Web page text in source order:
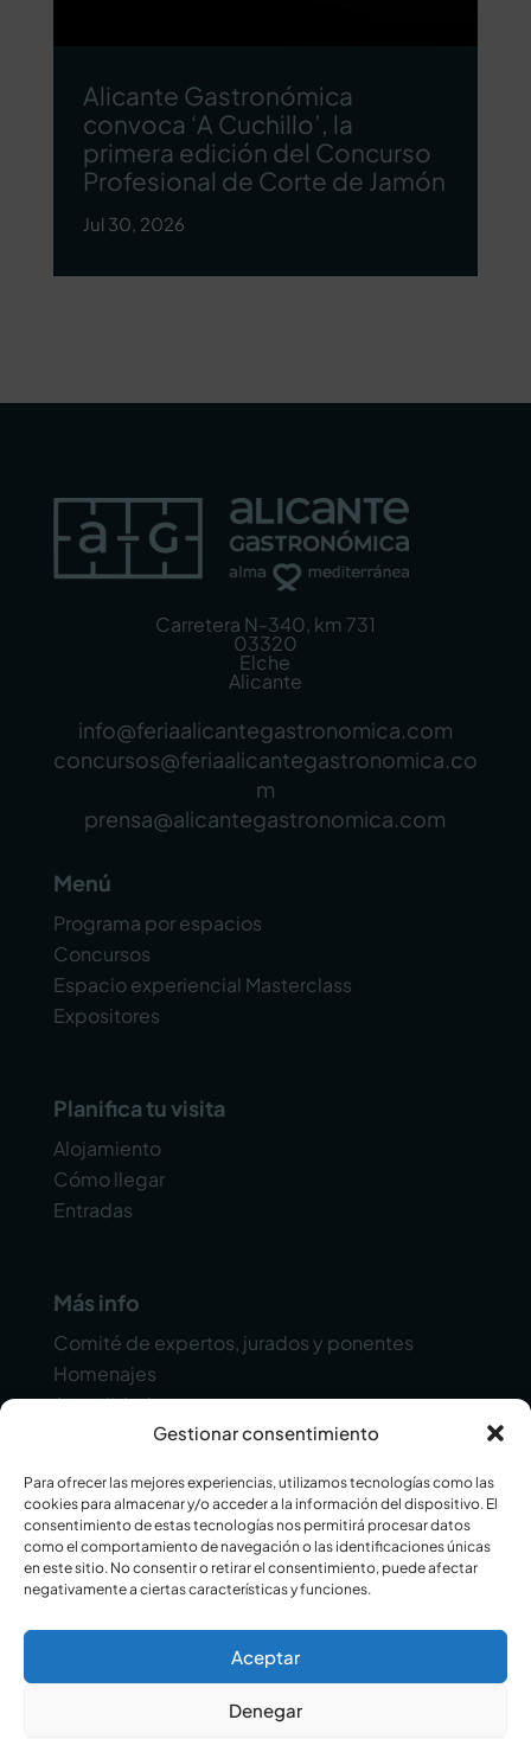
Gestionar consentimiento
Para ofrecer las mejores experiencias, utilizamos tecnologías como las
cookies para almacenar y/o acceder a la información del dispositivo. El
consentimiento de estas tecnologías nos permitirá procesar datos
como el comportamiento de navegación o las identificaciones únicas
en este sitio. No consentir o retirar el consentimiento, puede afectar
negativamente a ciertas características y funciones.
Aceptar
Denegar
Alicante Gastronómica
convoca ‘A Cuchillo’, la
primera edición del Concurso
Profesional de Corte de Jamón
Jul 30, 2026
Carretera N-340, km 731
03320
Elche
Alicante
info@feriaalicantegastronomica.com
concursos@feriaalicantegastronomica.co
m
prensa@alicantegastronomica.com
Menú
Programa por espacios
Concursos
Espacio experiencial Masterclass
Expositores
Planifica tu visita
Alojamiento
Cómo llegar
Entradas
Más info
Comité de expertos, jurados y ponentes
Homenajes
Actualidad
derechos reservados.
Política de Privacidad